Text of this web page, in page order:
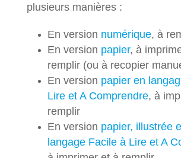
plusieurs manières :
En version numérique, à
En version papier, à
remplir (ou à recopier
En version papier en
Lire et A Comprendre, à
remplir
En version papier, illustrée
langage Facile à Lire et A